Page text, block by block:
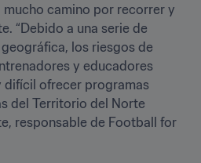
mucho camino por recorrer y
“Debido a una serie de
los riesgos de
y educadores
difícil ofrecer programas
del Territorio del Norte
responsable de Football for